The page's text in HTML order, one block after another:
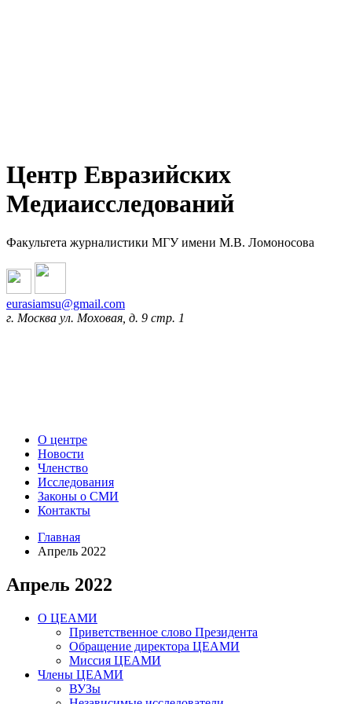
Центр Евразийских
Медиаисследований
Факультета журналистики МГУ имени М.В. Ломоносова
eurasiamsu@gmail.com
г. Москва ул. Моховая, д. 9 стр. 1
О центре
Новости
Членство
Исследования
Законы о СМИ
Контакты
Главная
Апрель 2022
Апрель 2022
О ЦЕАМИ
Приветственное слово Президента
Обращение директора ЦЕАМИ
Миссия ЦЕАМИ
Члены ЦЕАМИ
ВУЗы